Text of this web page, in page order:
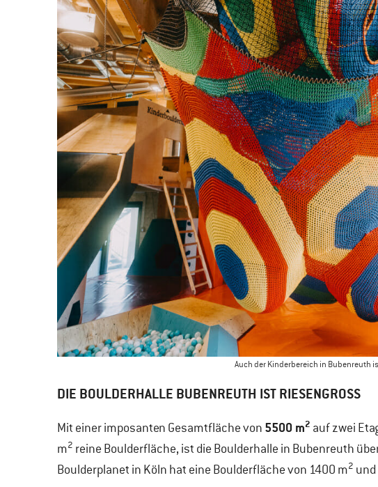
Auch der Kinderbereich in Bubenreuth
DIE BOULDERHALLE BUBENREUTH IST RIESENGROSS
Mit einer imposanten Gesamtfläche von 5500 m2 auf zwei
m2 reine Boulderfläche, ist die Boulderhalle in Bubenreuth
Boulderplanet in Köln hat eine Boulderfläche von 1400 m2